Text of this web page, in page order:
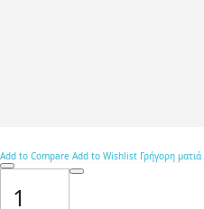
Add to Compare Add to Wishlist Γρήγορη ματιά